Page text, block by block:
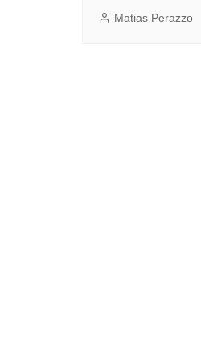
Matias Perazzo